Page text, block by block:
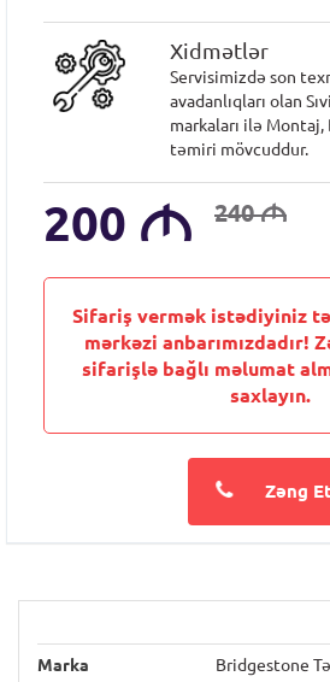
Xidmətlər
Servisimizdə son
avadanlıqları olan
markaları ilə Montaj,
təmiri mövcuddur.
200 M 240M
Sifariş vermək istədiyiniz
mərkəzi anbarımızdadır!
sifarişlə bağlı məlumat
saxlayın.
Zəng Et
Marka Bridgestone